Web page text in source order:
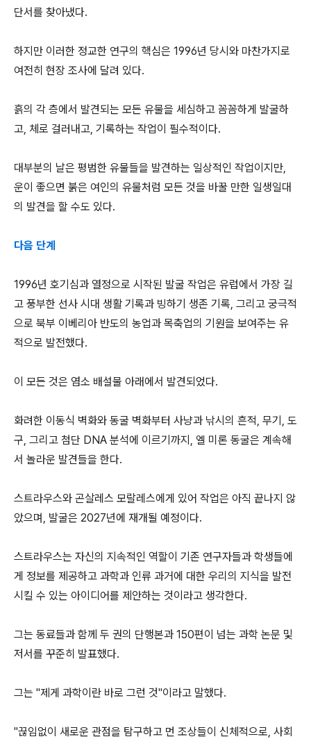
단서를 찾아냈다.
하지만 이러한 정교한 연구의 핵심은 1996년 당시와 마찬가지로
여전히 현장 조사에 달려 있다.
흙의 각 층에서 발견되는 모든 유물을 세심하고 꼼꼼하게 발굴하
고, 체로 걸러내고, 기록하는 작업이 필수적이다.
대부분의 날은 평범한 유물들을 발견하는 일상적인 작업이지만,
운이 좋으면 붉은 여인의 유물처럼 모든 것을 바꿀 만한 일생일대
의 발견을 할 수도 있다.
다음 단계
1996년 호기심과 열정으로 시작된 발굴 작업은 유럽에서 가장 길
고 풍부한 선사 시대 생활 기록과 빙하기 생존 기록, 그리고 궁극적
으로 북부 이베리아 반도의 농업과 목축업의 기원을 보여주는 유
적으로 발전했다.
이 모든 것은 염소 배설물 아래에서 발견되었다.
화려한 이동식 벽화와 동굴 벽화부터 사냥과 낚시의 흔적, 무기, 도
구, 그리고 첨단 DNA 분석에 이르기까지, 엘 미론 동굴은 계속해
서 놀라운 발견들을 한다.
스트라우스와 곤살레스 모랄레스에게 있어 작업은 아직 끝나지 않
았으며, 발굴은 2027년에 재개될 예정이다.
스트라우스는 자신의 지속적인 역할이 기존 연구자들과 학생들에
게 정보를 제공하고 과학과 인류 과거에 대한 우리의 지식을 발전
시킬 수 있는 아이디어를 제안하는 것이라고 생각한다.
그는 동료들과 함께 두 권의 단행본과 150편이 넘는 과학 논문 및
저서를 꾸준히 발표했다.
그는 "제게 과학이란 바로 그런 것"이라고 말했다.
"끊임없이 새로운 관점을 탐구하고 먼 조상들이 신체적으로, 사회